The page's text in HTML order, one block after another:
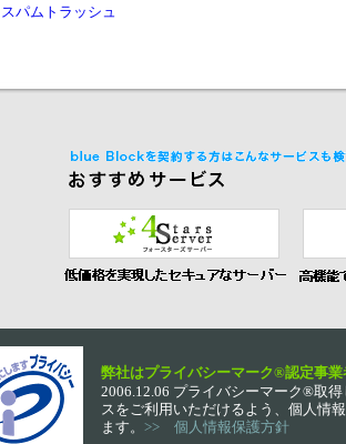
スパムトラッシュ
弊社はプライバシーマーク®認定事業
2006.12.06 プライバシーマーク®取
スをご利用いただけるよう、個人情
ます。 >> 個人情報保護方針